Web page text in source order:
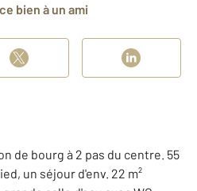
bien à un ami
de bourg à 2 pas du centre. 55
un séjour d'env. 22 m²